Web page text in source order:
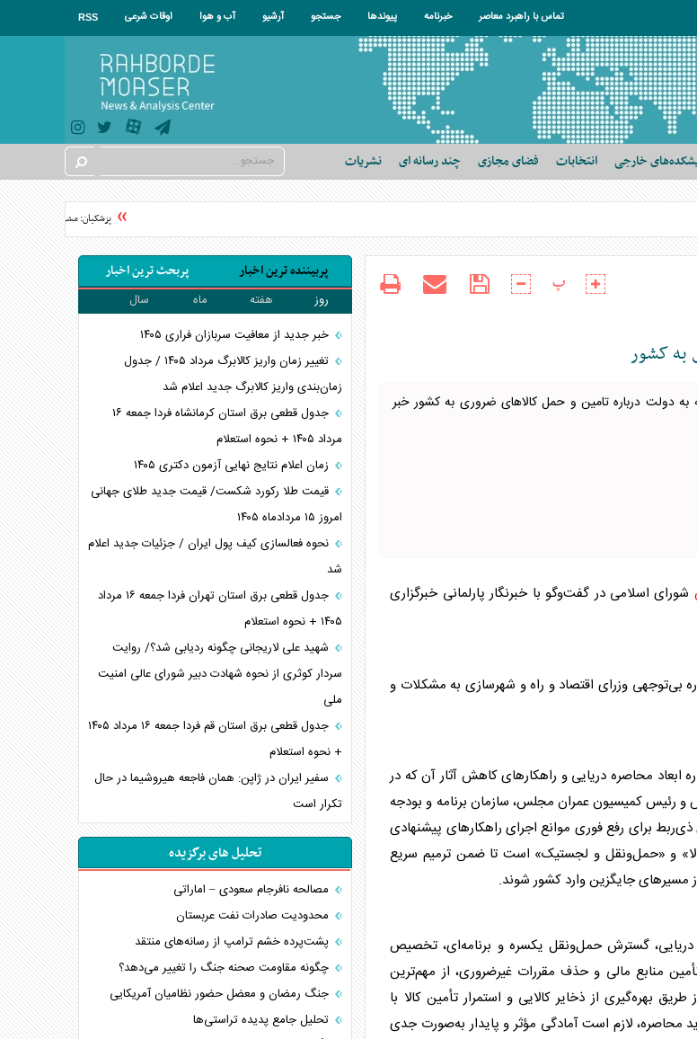
تماس با راهبرد معاصر خبرنامه پیوندها جستجو آرشیو آب و هوا اوقات شرعی RSS
خارجی انتخابات فضای مجازی چند رسانه ای نشریات
پزشکیان: مشروطه نقطه عطف
پ
به کشور
به دولت درباره تامین و حمل کالاهای ضروری به کشور خبر
شورای اسلامی در گفت‌وگو با خبرنگار پارلمانی خبرگزاری
بی‌توجهی وزرای اقتصاد و راه و شهرسازی به مشکلات و
ابعاد محاصره دریایی و راهکارهای کاهش آثار آن که در
و رئیس کمیسیون عمران مجلس، سازمان برنامه و بودجه
برای رفع فوری موانع اجرای راهکارهای پیشنهادی
و «حمل‌ونقل و لجستیک» است تا ضمن ترمیم سریع
مسیرهای جایگزین وارد کشور شوند.
دریایی، گسترش حمل‌ونقل یکسره و برنامه‌ای، تخصیص
منابع مالی و حذف مقررات غیرضروری، از مهم‌ترین
بهره‌گیری از ذخایر کالایی و استمرار تأمین کالا با
محاصره، لازم است آمادگی مؤثر و پایدار به‌صورت جدی
پربیننده ترین اخبار پربحث ترین اخبار
روز هفته ماه
سال
خبر جدید از معافیت سربازان فراری ۱۴۰۵
تغییر زمان واریز کالابرگ مرداد ۱۴۰۵ / جدول
زمان‌بندی واریز کالابرگ جدید اعلام شد
جدول قطعی برق استان کرمانشاه فردا جمعه ۱۶
مرداد ۱۴۰۵ + نحوه استعلام
زمان اعلام نتایج نهایی آزمون دکتری ۱۴۰۵
قیمت طلا رکورد شکست/ قیمت جدید طلای جهانی
امروز ۱۵ مردادماه ۱۴۰۵
نحوه فعالسازی کیف پول ایران / جزئیات جدید اعلام
شد
جدول قطعی برق استان تهران فردا جمعه ۱۶ مرداد
۱۴۰۵ + نحوه استعلام
شهید علی لاریجانی چگونه ردیابی شد؟/ روایت
سردار کوثری از نحوه شهادت دبیر شورای عالی امنیت
ملی
جدول قطعی برق استان قم فردا جمعه ۱۶ مرداد ۱۴۰۵
+ نحوه استعلام
سفیر ایران در ژاپن: همان فاجعه هیروشیما در حال
تکرار است
تحلیل های برگزیده
مصالحه نافرجام سعودی – اماراتی
محدودیت صادرات نفت عربستان
پشت‌پرده خشم ترامپ از رسانه‌های منتقد
چگونه مقاومت صحنه جنگ را تغییر می‌دهد؟
جنگ رمضان و معضل حضور نظامیان آمریکایی
تحلیل جامع پدیده تراستی‌ها